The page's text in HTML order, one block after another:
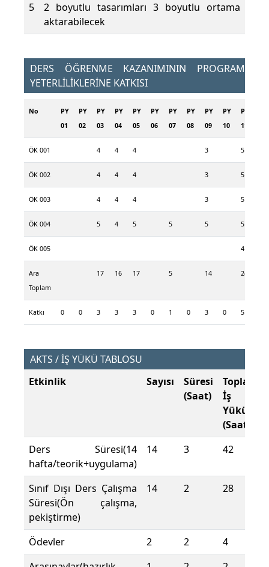
5
2 boyutlu tasarımları 3 boyutlu ortama
aktarabilecek
DERS ÖĞRENME KAZANIMININ PROGRAM
YETERLİLİKLERİNE KATKISI
No
PY
01
PY
02
PY
03
PY
04
PY
05
PY
06
PY
07
PY
08
PY
09
PY
10
PY
11
ÖK 001 4 4 4 3 5
ÖK 002 4 4 4 3 5
ÖK 003 4 4 4 3 5
ÖK 004 5 4 5 5 5 5
ÖK 005 4
Ara
Toplam
17 16 17 5 14 24
Katkı 0 0 3 3 3 0 1 0 3 0 5
AKTS / İŞ YÜKÜ TABLOSU
Etkinlik
Sayısı
Süresi
(Saat)
Toplam
İş
Yükü
(Saat)
Ders Süresi(14
hafta/teorik+uygulama)
14 3 42
Sınıf Dışı Ders Çalışma
Süresi(Ön çalışma,
pekiştirme)
14 2 28
Ödevler 2 2
4